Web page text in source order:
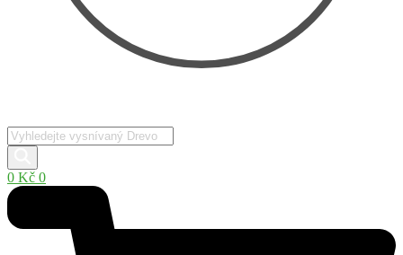
Products
search
0 Kč 0